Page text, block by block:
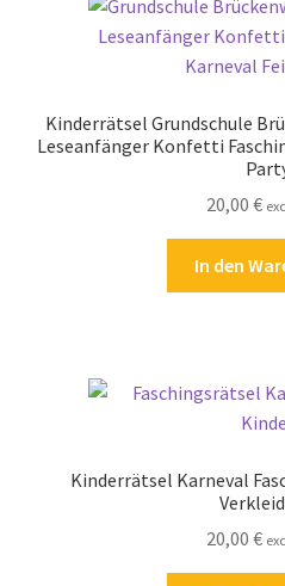
Kasse
Kinderrätsel Grundschule
Leseanfänger Konfetti
20,00 €
In den
Kinderrätsel Karneval
20,00 €